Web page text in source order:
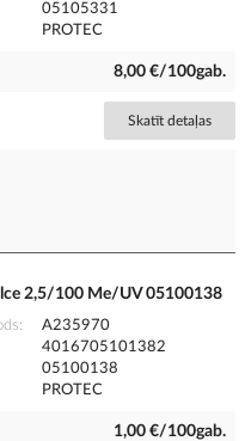
05105331
PROTEC
8,00 €/100gab.
Skatīt detaļas
2,5/100 Me/UV 05100138
A235970
4016705101382
05100138
PROTEC
1,00 €/100gab.